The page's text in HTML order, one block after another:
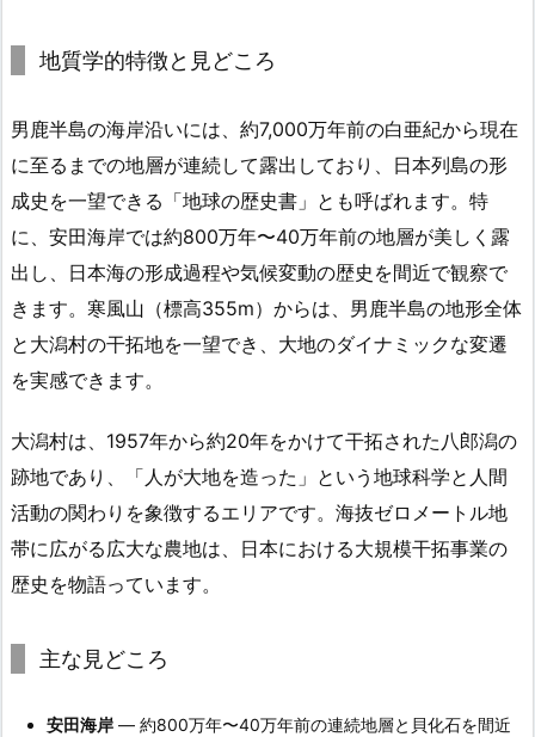
地質学的特徴と見どころ
男鹿半島の海岸沿いには、約7,000万年前の白亜紀から現在
に至るまでの地層が連続して露出しており、日本列島の形
成史を一望できる「地球の歴史書」とも呼ばれます。特
に、安田海岸では約800万年〜40万年前の地層が美しく露
出し、日本海の形成過程や気候変動の歴史を間近で観察で
きます。寒風山（標高355m）からは、男鹿半島の地形全体
と大潟村の干拓地を一望でき、大地のダイナミックな変遷
を実感できます。
大潟村は、1957年から約20年をかけて干拓された八郎潟の
跡地であり、「人が大地を造った」という地球科学と人間
活動の関わりを象徴するエリアです。海抜ゼロメートル地
帯に広がる広大な農地は、日本における大規模干拓事業の
歴史を物語っています。
主な見どころ
安田海岸 — 約800万年〜40万年前の連続地層と貝化石を間近